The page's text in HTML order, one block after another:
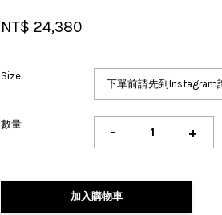
NT$ 24,380
Size
數量 - +
加入購物車